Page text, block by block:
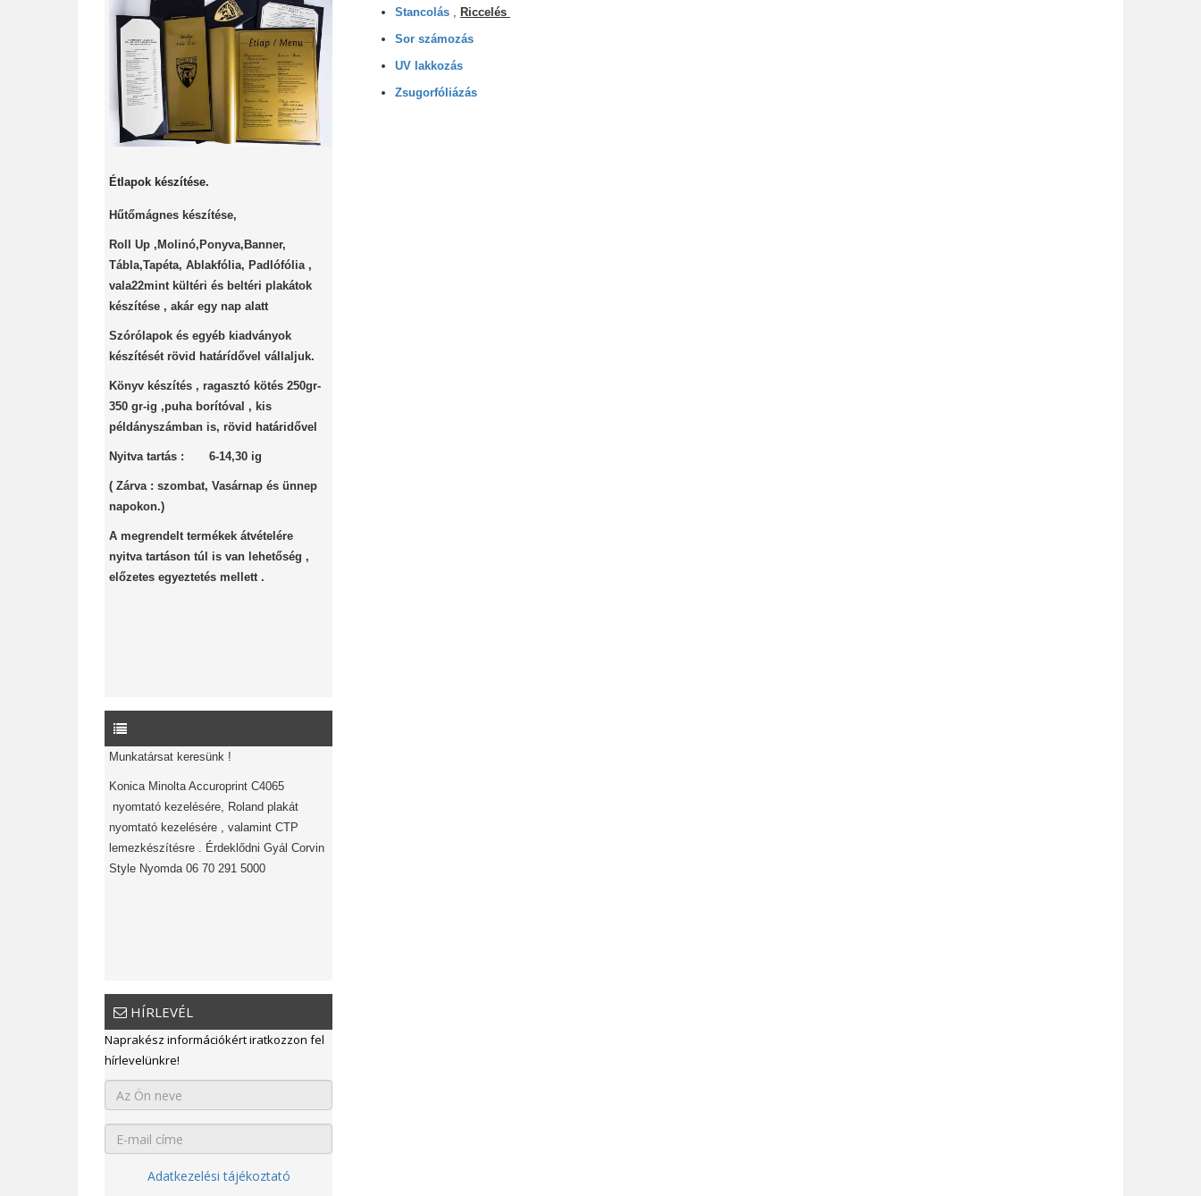
Étlapok készítése.
Hűtőmágnes készítése,
Roll Up ,Molinó,Ponyva,Banner,
Tábla,Tapéta, Ablakfólia, Padlófólia ,
vala22mint kültéri és beltéri plakátok
készítése , akár egy nap alatt
Szórólapok és egyéb kiadványok
készítését rövid határídővel vállaljuk.
Könyv készítés , ragasztó kötés 250gr-
350 gr-ig ,puha borítóval , kis
példányszámban is, rövid határidővel
Nyitva tartás : 6-14,30 ig
( Zárva : szombat, Vasárnap és ünnep
napokon.)
A megrendelt termékek átvételére
nyitva tartáson túl is van lehetőség ,
előzetes egyeztetés mellett .
Munkatársat keresünk !
Konica Minolta Accuroprint C4065
nyomtató kezelésére, Roland plakát
nyomtató kezelésére , valamint CTP
lemezkészítésre . Érdeklődni Gyál Corvin
Style Nyomda 06 70 291 5000
HÍRLEVÉL
Naprakész információkért iratkozzon fel
hírlevelünkre!
Adatkezelési tájékoztató
Stancolás , Riccelés
Sor számozás
UV lakkozás
Zsugorfóliázás